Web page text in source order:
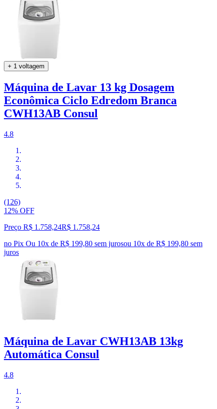
+ 1 voltagem
Máquina de Lavar 13 kg Dosagem
Econômica Ciclo Edredom Branca
CWH13AB Consul
4.8
(126)
12% OFF
Preço R$ 1.758,24R$ 1.758,24
no Pix Ou 10x de R$ 199,80 sem jurosou 10x de R$ 199,80 sem
juros
Máquina de Lavar CWH13AB 13kg
Automática Consul
4.8